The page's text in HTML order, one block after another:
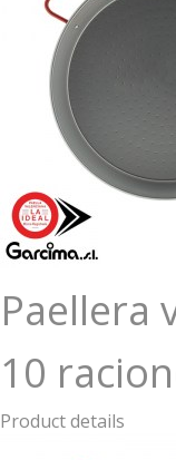
Paellera
10
Product details